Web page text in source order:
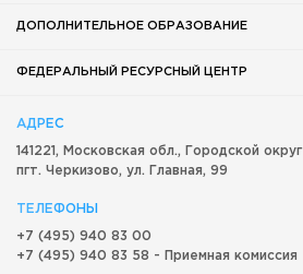
ДОПОЛНИТЕЛЬНОЕ ОБРАЗОВАНИЕ
ФЕДЕРАЛЬНЫЙ РЕСУРСНЫЙ ЦЕНТР
АДРЕС
141221, Московская обл., Городской округ
пгт. Черкизово, ул. Главная, 99
ТЕЛЕФОНЫ
+7 (495) 940 83 00
+7 (495) 940 83 58 - Приемная комиссия